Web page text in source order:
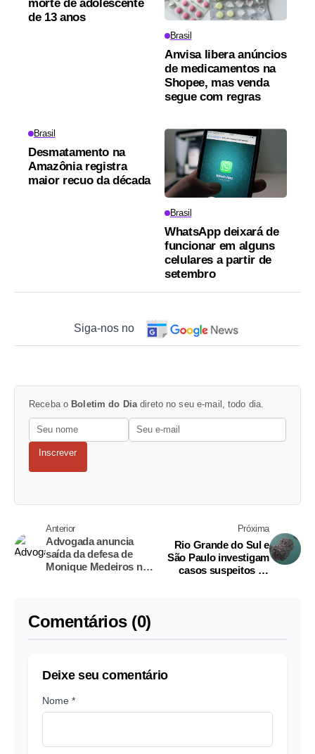
morte de adolescente
de 13 anos
Brasil
Anvisa libera anúncios
de medicamentos na
Shopee, mas venda
segue com regras
Brasil
Desmatamento na
Amazônia registra
maior recuo da década
Brasil
WhatsApp deixará de
funcionar em alguns
celulares a partir de
setembro
Siga-nos no
Receba o Boletim do Diadireto no seu e-mail, todo dia.
Inscrever
Anterior
Advogada anuncia
saída da defesa de
Monique Medeiros no
Próxima
Rio Grande do Sul e
São Paulo investigam
casos suspeitos de
Comentários (0)
Deixe seu comentário
Nome *